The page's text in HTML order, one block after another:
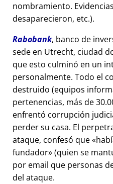
nombramiento.
desaparecieron, etc.).
Rabobank, banco de
sede en Utrecht, ciudad
que esto culminó en un
personalmente. Todo el
destruido (equipos
pertenencias, más de
enfrentó corrupción
perder su casa. El
ataque, confesó que
fundador (quien se
por email que personas
del ataque.